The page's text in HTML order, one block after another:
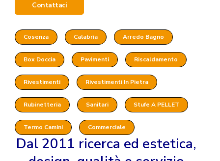
Contattaci
Cosenza Calabria Arredo Bagno
Box Doccia Pavimenti Riscaldamento
Rivestimenti Rivestimenti In Pietra
Rubinetteria Sanitari Stufe A PELLET
Termo Camini Commerciale
Dal 2011 ricerca ed estetica,